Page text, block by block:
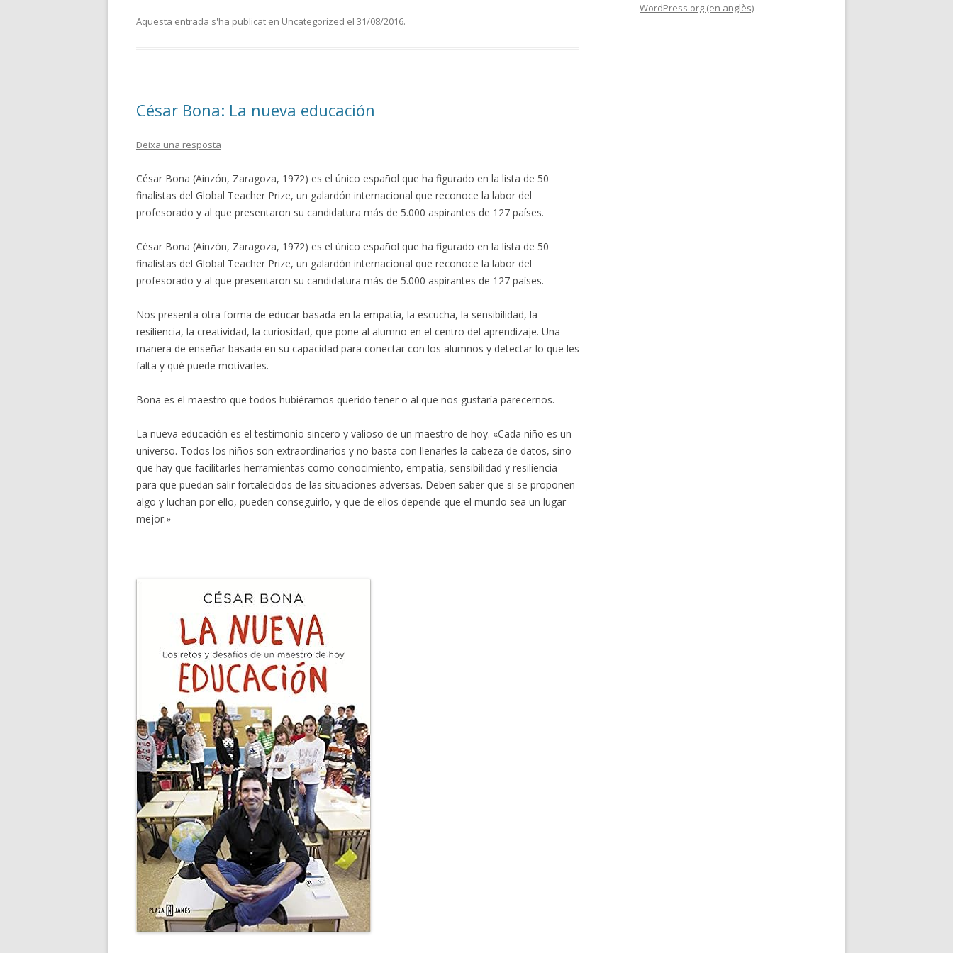
Aquesta entrada s'ha publicat en Uncategorized el 31/08/2016.
César Bona: La nueva educación
Deixa una resposta
César Bona (Ainzón, Zaragoza, 1972) es el único español que ha figurado en la lista de 50
finalistas del Global Teacher Prize, un galardón internacional que reconoce la labor del
profesorado y al que presentaron su candidatura más de 5.000 aspirantes de 127 países.
César Bona (Ainzón, Zaragoza, 1972) es el único español que ha figurado en la lista de 50
finalistas del Global Teacher Prize, un galardón internacional que reconoce la labor del
profesorado y al que presentaron su candidatura más de 5.000 aspirantes de 127 países.
Nos presenta otra forma de educar basada en la empatía, la escucha, la sensibilidad, la
resiliencia, la creatividad, la curiosidad, que pone al alumno en el centro del aprendizaje. Una
manera de enseñar basada en su capacidad para conectar con los alumnos y detectar lo que les
falta y qué puede motivarles.
Bona es el maestro que todos hubiéramos querido tener o al que nos gustaría parecernos.
La nueva educación es el testimonio sincero y valioso de un maestro de hoy. «Cada niño es un
universo. Todos los niños son extraordinarios y no basta con llenarles la cabeza de datos, sino
que hay que facilitarles herramientas como conocimiento, empatía, sensibilidad y resiliencia
para que puedan salir fortalecidos de las situaciones adversas. Deben saber que si se proponen
algo y luchan por ello, pueden conseguirlo, y que de ellos depende que el mundo sea un lugar
mejor.»
WordPress.org (en anglès)